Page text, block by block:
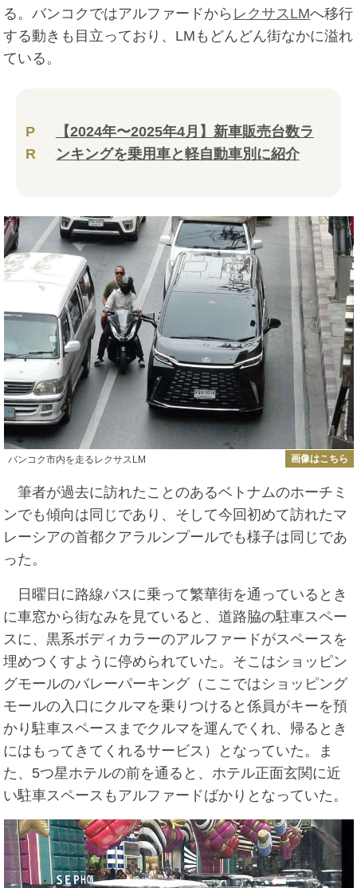
る。バンコクではアルファードから レクサスLMへ移行
する動きも目立っており、LMもどんどん街なかに溢れ
ている。
P
R
【2024年〜2025年4月】新車販売台数ラ
ンキングを乗用車と軽自動車別に紹介
バンコク市内を走るレクサスLM 画像はこちら
筆者が過去に訪れたことのあるベトナムのホーチミ
ンでも傾向は同じであり、そして今回初めて訪れたマ
レーシアの首都クアラルンプールでも様子は同じであ
った。
日曜日に路線バスに乗って繁華街を通っているとき
に車窓から街なみを見ていると、道路脇の駐車スペー
スに、黒系ボディカラーのアルファードがスペースを
埋めつくすように停められていた。そこはショッピン
グモールのバレーパーキング（ここではショッピング
モールの入口にクルマを乗りつけると係員がキーを預
かり駐車スペースまでクルマを運んでくれ、帰るとき
にはもってきてくれるサービス）となっていた。ま
た、5つ星ホテルの前を通ると、ホテル正面玄関に近
い駐車スペースもアルファードばかりとなっていた。